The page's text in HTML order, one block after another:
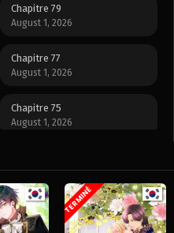
Chapitre 79
August 1, 2026
Chapitre 77
August 1, 2026
Chapitre 75
August 1, 2026
August 1, 2026
Chapitre 71
August 1, 2026
TERMINÉ